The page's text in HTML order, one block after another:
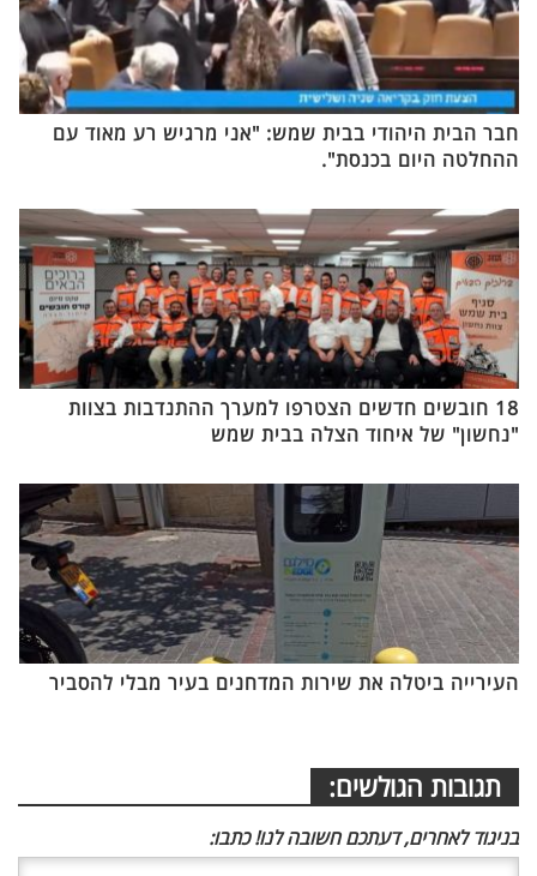
חבר הבית היהודי בבית שמש: "אני מרגיש רע מאוד עם
ההחלטה היום בכנסת".
18 חובשים חדשים הצטרפו למערך ההתנדבות בצוות
"נחשון" של איחוד הצלה בבית שמש
העירייה ביטלה את שירות המדחנים בעיר מבלי להסביר
תגובות הגולשים:
בניגוד לאחרים, דעתכם חשובה לנו! כתבו: